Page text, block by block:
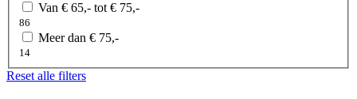
Van € 65,- tot € 75,-
86
Meer dan € 75,-
14
Reset alle filters